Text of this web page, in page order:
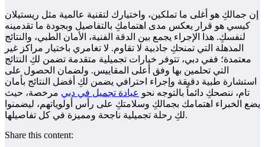
إن جمالكِ هو أغلى ما تملكين، واختيارك لتقنية عالمية مثل ريستيلان
كيسي هو قرار يعكس مدى اهتمامكِ بالتفاصيل وبجودة ما تقدمينه
لنفسكِ. هذا الإجراء يجمع بين الدقة الفنية، الأمان الطبي، والنتائج
المذهلة التي تمنحكِ جاذبية لا تقاوم. لا تغامري باختيار مراكز غير
معتمدة؛ ففي دبي، تتوفر خيارات تجميلية متقدمة تضمن لكِ النتائج
التي تحلمين بها وفق أعلى المقاييس. ولضمان الحصول على
استشارة طبية دقيقة وإجراء احترافي يضمن لكِ أفضل النتائج بأمان
تام، ننصحكِ دائماً بالتوجه نحو عيادة تجميل في دبي مرخصة، حيث
يضع الخبراء اهتمامك بجمالكِ وسلامتكِ على رأس أولوياتهم، ليضمنوا
لكِ رحلة تجميلية ناجحة ومميزة في كل تفاصيلها.
Share this content: